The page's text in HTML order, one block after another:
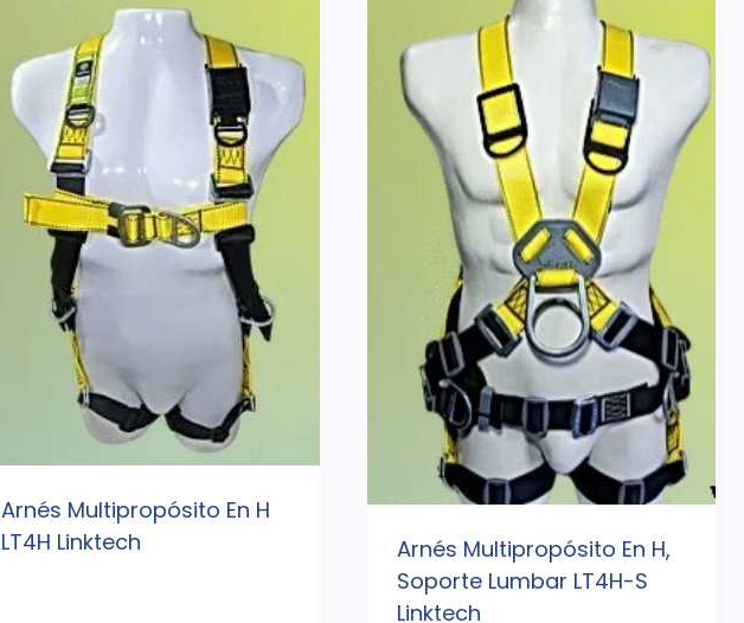
Arnés Multipropósito En H
LT4H Linktech
Arnés Multipropósito En H,
Soporte Lumbar LT4H-S
Linktech